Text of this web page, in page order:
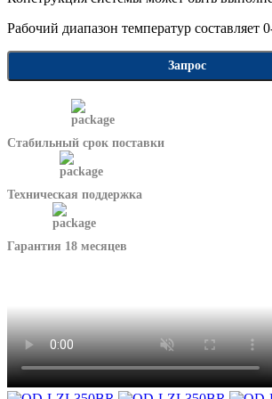
Рабочий диапазон температур составляет
Запрос
Стабильный срок поставки
Техническая поддержка
Гарантия 18 месяцев